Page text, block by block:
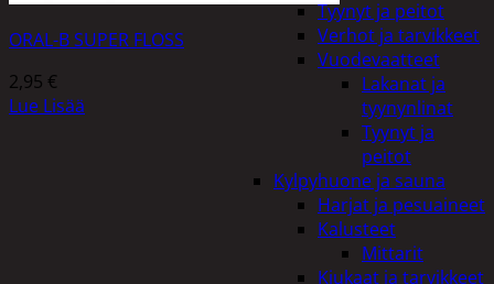
Tyynyt ja peitot
Verhot ja tarvikkeet
Vuodevaatteet
Lakanat ja
tyynynlinat
Tyynyt ja
peitot
Kylpyhuone ja sauna
Harjat ja pesuaineet
Kalusteet
Mittarit
Kiukaat ja tarvikkeet
ORAL-B SUPER FLOSS
2,95 €
Lue Lisää